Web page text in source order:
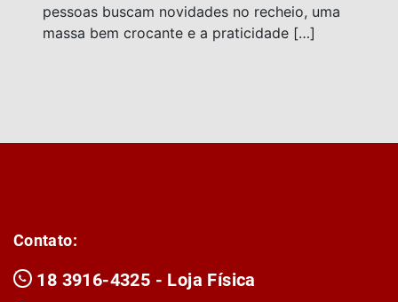
pessoas buscam novidades no recheio, uma
massa bem crocante e a praticidade […]
Contato:
18 3916-4325 - Loja Física